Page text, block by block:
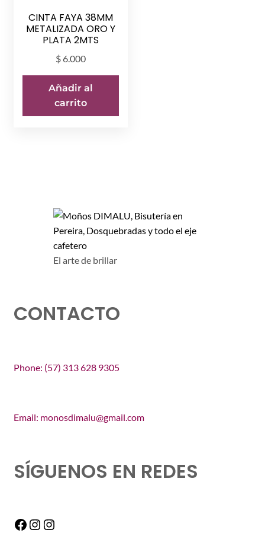
CINTA FAYA 38MM
METALIZADA ORO Y
PLATA 2MTS
$6.000
Añadir al
carrito
El arte de brillar
CONTACTO
Phone: (57) 313 628 9305
Email: monosdimalu@gmail.com
SÍGUENOS EN REDES
Facebook
Instagram
Instagram